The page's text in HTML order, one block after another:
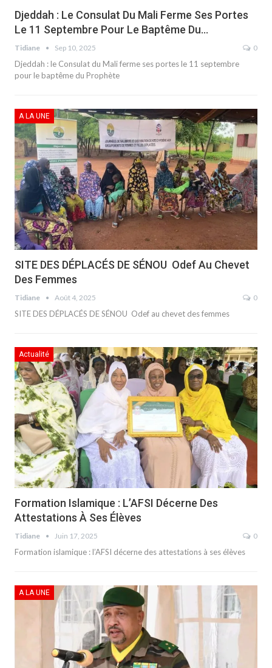
Djeddah : Le Consulat Du Mali Ferme Ses Portes
Le 11 Septembre Pour Le Baptême Du…
Tidiane Sep 10, 2025 0
Djeddah : le Consulat du Mali ferme ses portes le 11 septembre
pour le baptême du Prophète
A LA UNE
SITE DES DÉPLACÉS DE SÉNOU Odef Au Chevet
Des Femmes
Tidiane Août 4, 2025 0
SITE DES DÉPLACÉS DE SÉNOU Odef au chevet des femmes
Actualité
Formation Islamique : L’AFSI Décerne Des
Attestations À Ses Élèves
Tidiane Juin 17, 2025 0
Formation islamique : l’AFSI décerne des attestations à ses élèves
A LA UNE